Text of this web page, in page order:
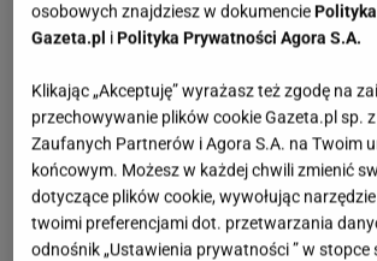
osobowych znajdziesz w dokumencie
Gazeta.pl iPolityka Prywatności Agora S.A.
Klikając „Akceptuję” wyrażasz też zgodę na
przechowywanie plików cookie Gazeta.pl sp.
Zaufanych Partnerów i Agora S.A. na Twoim
końcowym. Możesz w każdej chwili zmienić
dotyczące plików cookie, wywołując
twoimi preferencjami dot. przetwarzania
odnośnik „Ustawienia prywatności ” w stopce